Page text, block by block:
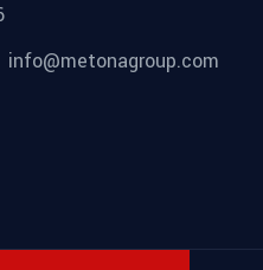
info@metonagroup.com